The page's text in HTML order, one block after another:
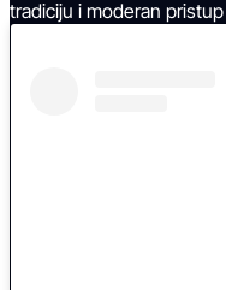
tradiciju i moderan